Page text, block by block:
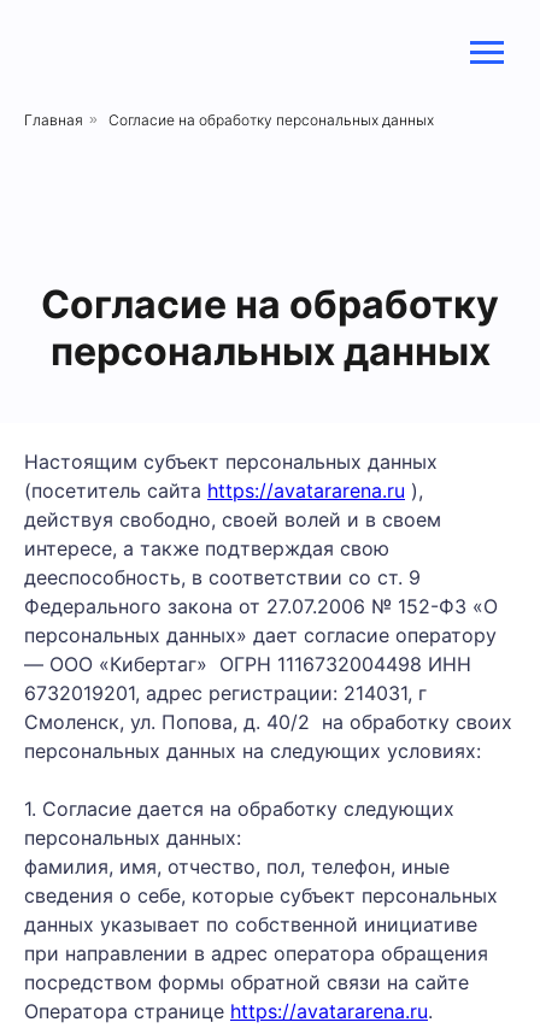
Главная » Согласие на обработку персональных данных
Согласие на обработку
персональных данных
Настоящим субъект персональных данных
(посетитель сайта https://avatararena.ru ),
действуя свободно, своей волей и в своем
интересе, а также подтверждая свою
дееспособность, в соответствии со ст. 9
Федерального закона от 27.07.2006 № 152-ФЗ «О
персональных данных» дает согласие оператору
— OOO «Кибертаг» ОГРН 1116732004498 ИНН
6732019201, адрес регистрации: 214031, г
Смоленск, ул. Попова, д. 40/2 на обработку своих
персональных данных на следующих условиях:
1. Согласие дается на обработку следующих
персональных данных:
фамилия, имя, отчество, пол, телефон, иные
сведения о себе, которые субъект персональных
данных указывает по собственной инициативе
при направлении в адрес оператора обращения
посредством формы обратной связи на сайте
Оператора странице https://avatararena.ru.